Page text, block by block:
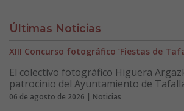
Últimas Noticias
XIII Concurso fotográfico ‘Fiestas de
El colectivo fotográfico Higuera
patrocinio del Ayuntamiento de
06 de agosto de 2026 | Noticias